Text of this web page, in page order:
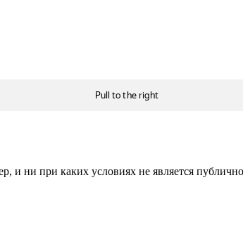
и ни при каких условиях не является